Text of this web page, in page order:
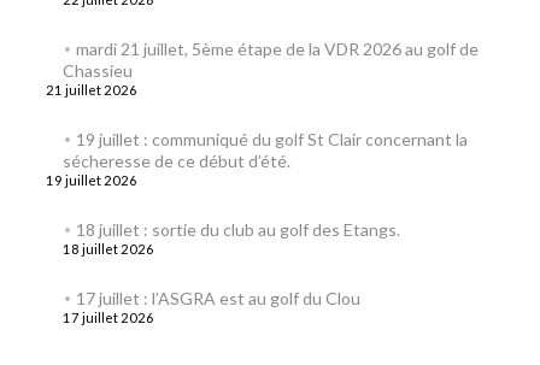
mardi 21 juillet, 5ème étape de la VDR 2026 au golf de
Chassieu
21 juillet 2026
19 juillet : communiqué du golf St Clair concernant la
sécheresse de ce début d’été.
19 juillet 2026
18 juillet : sortie du club au golf des Etangs.
18 juillet 2026
17 juillet : l’ASGRA est au golf du Clou
17 juillet 2026